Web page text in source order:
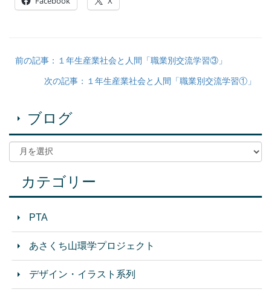
前の記事：１年生産業社会と人間「職業別交流学習③」
次の記事：１年生産業社会と人間「職業別交流学習①」
ブログ
カテゴリー
PTA
あさくち山環学プロジェクト
デザイン・イラスト系列